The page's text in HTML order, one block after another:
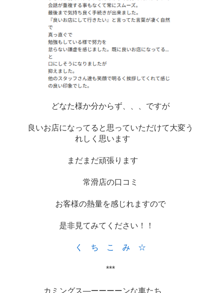
どなた様か分からず、、、ですが
良いお店になってると思っていただけて大変う
れしく思います
まだまだ頑張ります
常滑店の口コミ
お客様の熱量を感じれますので
是非見てみてください！！
く　ち　こ　み　☆
***
カミングス―ーーーーンな車たち